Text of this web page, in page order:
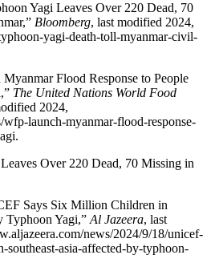
Yagi Leaves Over 220 Dead, 70
Bloomberg, last modified 2024,
yagi-death-toll-myanmar-civil-
Flood Response to People
The United Nations World Food
2024,
launch-myanmar-flood-response-
Over 220 Dead, 70 Missing in
Says Six Million Children in
Typhoon Yagi,” Al Jazeera, last
news/2024/9/18/unicef-
asia-affected-by-typhoon-